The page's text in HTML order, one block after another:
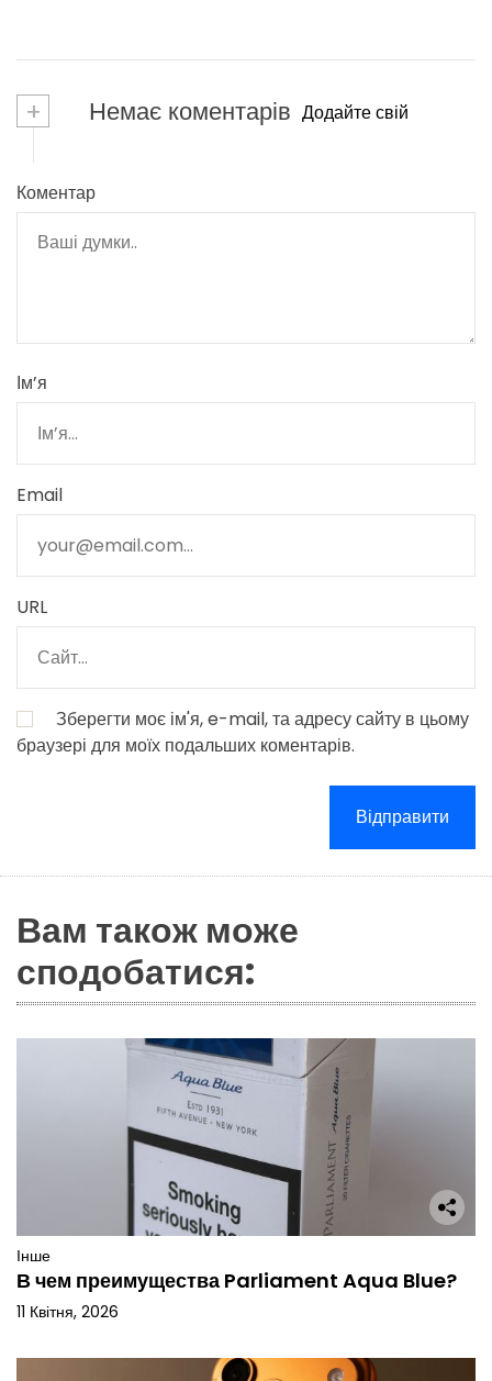
+ Немає коментарів Додайте свій
Коментар
Ім’я
Email
URL
Зберегти моє ім'я, e-mail, та адресу сайту в цьому
браузері для моїх подальших коментарів.
Вам також може
сподобатися:
Інше
В чем преимущества Parliament Aqua Blue?
11 Квітня, 2026